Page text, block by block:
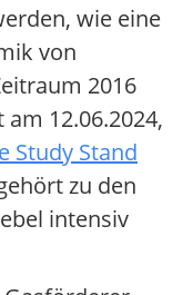
wie eine
von
2016
12.06.2024,
Study Stand
zu den
intensiv